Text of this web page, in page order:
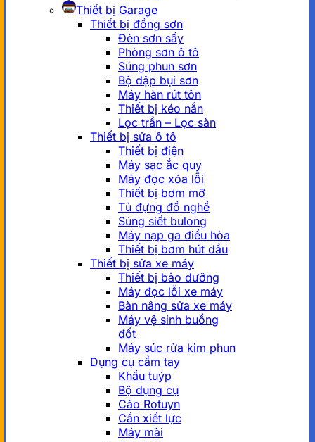
Thiết bị Garage
Thiết bị đồng sơn
Đèn sơn sấy
Phòng sơn ô tô
Súng phun sơn
Bộ dập bụi sơn
Máy hàn rút tôn
Thiết bị kéo nắn
Lọc trần – Lọc sàn
Thiết bị sửa ô tô
Thiết bị điện
Máy sạc ắc quy
Máy đọc xóa lỗi
Thiết bị bơm mỡ
Tủ đựng đồ nghề
Súng siết bulong
Máy nạp ga điều hòa
Thiết bị bơm hút dầu
Thiết bị sửa xe máy
Thiết bị bảo dưỡng
Máy đọc lỗi xe máy
Bàn nâng sửa xe máy
Máy vệ sinh buồng
đốt
Máy súc rửa kim phun
Dụng cụ cầm tay
Khẩu tuýp
Bộ dụng cụ
Cảo Rotuyn
Cần xiết lực
Máy mài